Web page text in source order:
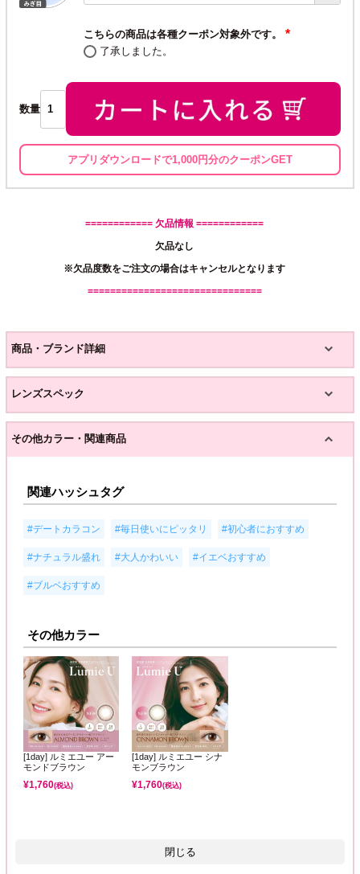
こちらの商品は各種クーポン対象外です。
了承しました。
数量
アプリダウンロードで1,000円分のクーポンGET
============ 欠品情報 ============
欠品なし
※欠品度数をご注文の場合はキャンセルとなります
===============================
商品・ブランド詳細
レンズスペック
その他カラー・関連商品
関連ハッシュタグ
#デートカラコン #毎日使いにピッタリ #初心者におすすめ
#ナチュラル盛れ #大人かわいい #イエベおすすめ
#ブルベおすすめ
その他カラー
[1day] ルミエユー アー
モンドブラウン
¥1,760(税込)
[1day] ルミエユー シナ
モンブラウン
¥1,760(税込)
閉じる